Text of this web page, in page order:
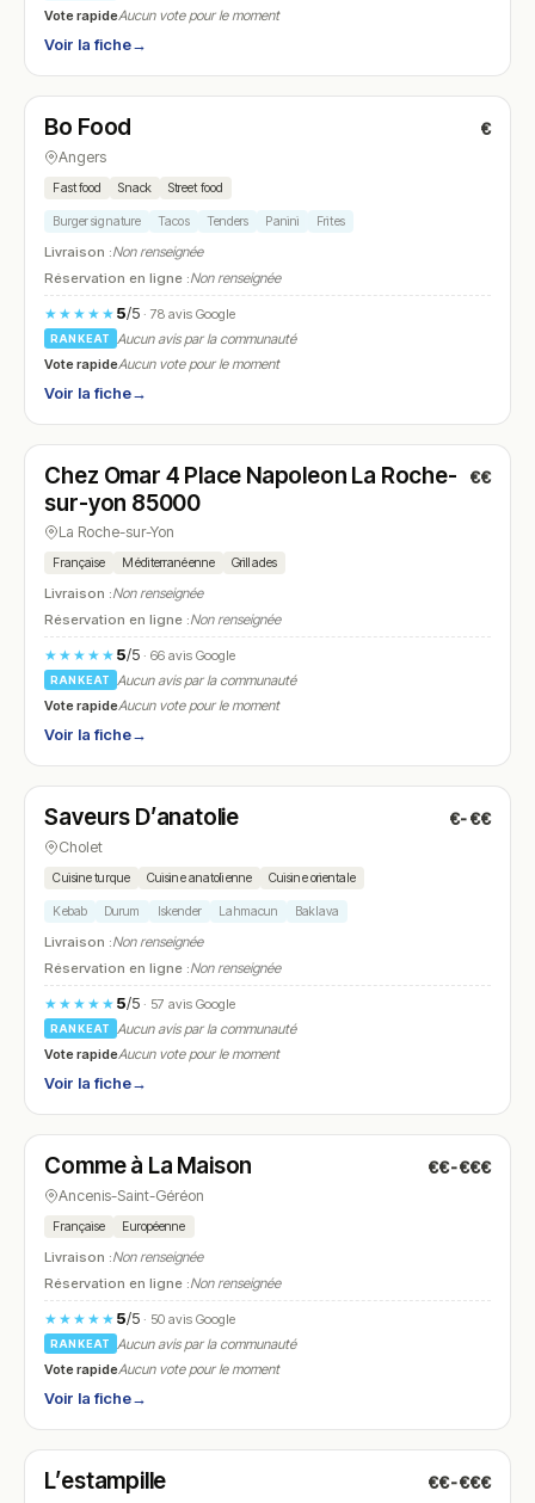
Vote rapideAucun vote pour le moment
Voir la fiche→
N° 15
Bo Food €
Angers
Fast food Snack Street food
Burger signature Tacos Tenders Panini Frites
Livraison :Non renseignée
Réservation en ligne :Non renseignée
★★★★★ 5/5· 78 avis Google
RANKEAT
Aucun avis par la communauté
Vote rapideAucun vote pour le moment
Voir la fiche→
N° 16
Chez Omar 4 Place Napoleon La Roche-
sur-yon 85000
€€
La Roche-sur-Yon
Française Méditerranéenne Grillades
Livraison :Non renseignée
Réservation en ligne :Non renseignée
★★★★★ 5/5· 66 avis Google
RANKEAT
Aucun avis par la communauté
Vote rapideAucun vote pour le moment
Voir la fiche→
N° 17
Saveurs D’anatolie €-€€
Cholet
Cuisine turque Cuisine anatolienne Cuisine orientale
Kebab Durum Iskender Lahmacun Baklava
Livraison :Non renseignée
Réservation en ligne :Non renseignée
★★★★★ 5/5· 57 avis Google
RANKEAT
Aucun avis par la communauté
Vote rapideAucun vote pour le moment
Voir la fiche→
N° 18
Comme à La Maison €€-€€€
Ancenis-Saint-Géréon
Française Européenne
Livraison :Non renseignée
Réservation en ligne :Non renseignée
★★★★★ 5/5· 50 avis Google
RANKEAT
Aucun avis par la communauté
Vote rapideAucun vote pour le moment
Voir la fiche→
N° 19
L’estampille €€-€€€